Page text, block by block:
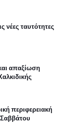
νέες ταυτότητες
απαξίωση
περιφερειακή